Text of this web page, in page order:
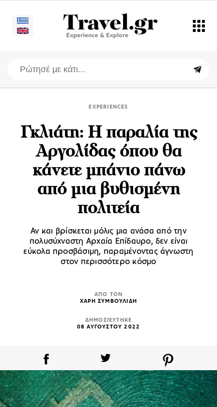
EXPERIENCES
Γκλιάτη: Η παραλία της
Αργολίδας όπου θα
κάνετε μπάνιο πάνω
από μια βυθισμένη
πολιτεία
Αν και βρίσκεται μόλις μια ανάσα από την
πολυσύχναστη Αρχαία Επίδαυρο, δεν είναι
εύκολα προσβάσιμη, παραμένοντας άγνωστη
στον περισσότερο κόσμο
ΑΠΟ ΤΟΝ
ΧΑΡΗ ΣΥΜΒΟΥΛΙΔΗ
ΔΗΜΟΣΙΕΥΤΗΚΕ
08 ΑΥΓΟΥΣΤΟΥ 2022